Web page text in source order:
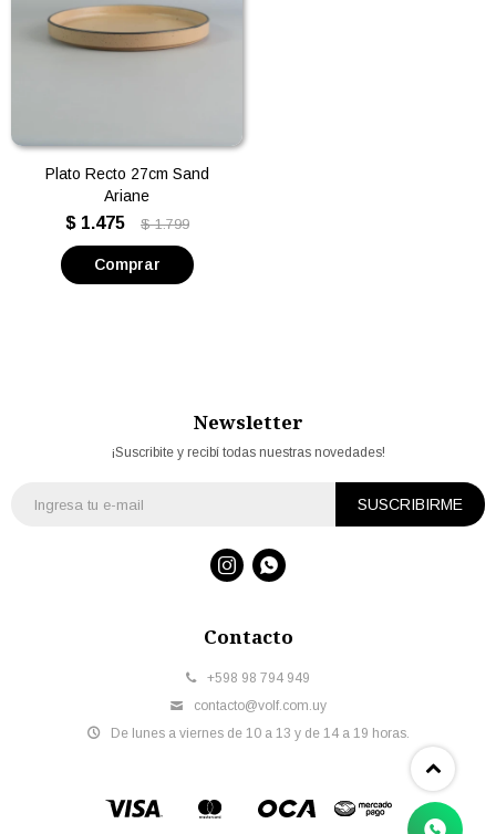
Plato Recto 27cm Sand
Ariane
$ 1.475 $ 1.799
Contacto
+598 98 794 949
contacto@volf.com.uy
De lunes a viernes de 10 a 13 y de 14 a 19 horas.
Newsletter
¡Suscribite y recibí todas nuestras novedades!
SUSCRIBIRME
 